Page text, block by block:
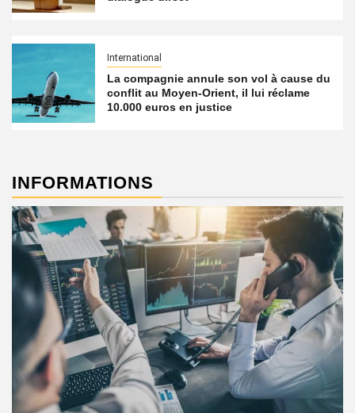
International
La compagnie annule son vol à cause du
conflit au Moyen-Orient, il lui réclame
10.000 euros en justice
INFORMATIONS